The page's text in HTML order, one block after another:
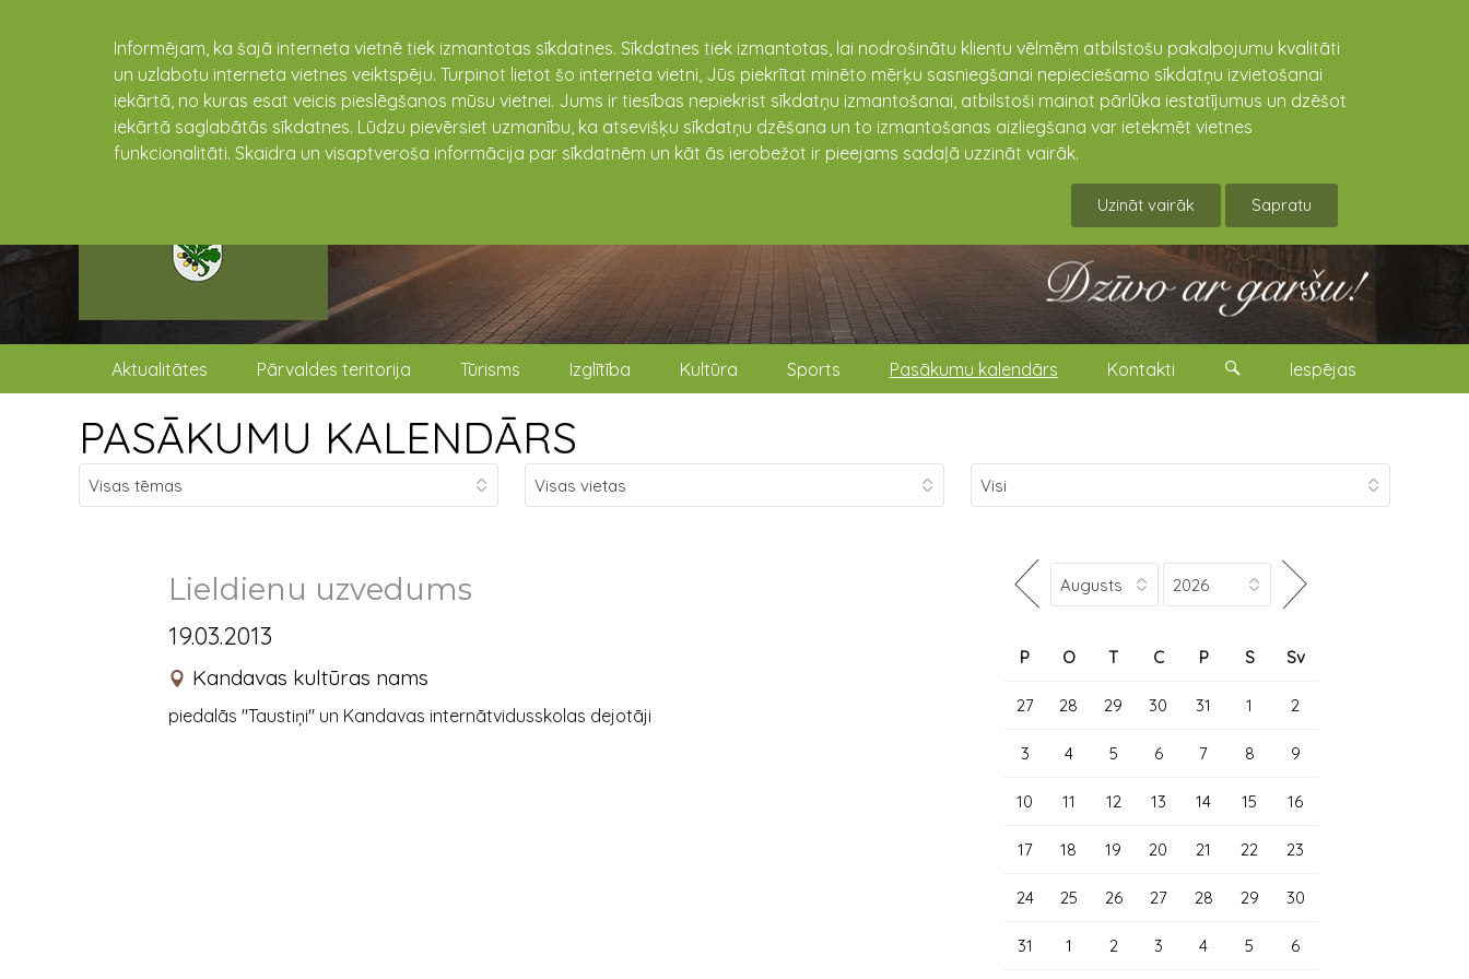
Informējam, ka šajā interneta vietnē tiek izmantotas sīkdatnes. Sīkdatnes tiek izmantotas, lai nodrošinātu klientu vēlmēm atbilstošu pakalpojumu kvalitāti
un uzlabotu interneta vietnes veiktspēju. Turpinot lietot šo interneta vietni, Jūs piekrītat minēto mērķu sasniegšanai nepieciešamo sīkdatņu izvietošanai
iekārtā, no kuras esat veicis pieslēgšanos mūsu vietnei. Jums ir tiesības nepiekrist sīkdatņu izmantošanai, atbilstoši mainot pārlūka iestatījumus un dzēšot
iekārtā saglabātās sīkdatnes. Lūdzu pievērsiet uzmanību, ka atsevišķu sīkdatņu dzēšana un to izmantošanas aizliegšana var ietekmēt vietnes
funkcionalitāti. Skaidra un visaptveroša informācija par sīkdatnēm un kāt ās ierobežot ir pieejams sadaļā uzzināt vairāk.
Uzināt vairāk Sapratu
Aktualitātes Pārvaldes teritorija Tūrisms Izglītība Kultūra Sports Pasākumu kalendārs Kontakti Iespējas
PASĀKUMU KALENDĀRS
Lieldienu uzvedums
19.03.2013
Kandavas kultūras nams
piedalās "Taustiņi" un Kandavas internātvidusskolas dejotāji
P O T C P S Sv
27 28 29 30 31 1 2
3 4 5 6 7 8 9
10 11 12 13 14 15 16
17 18 19 20 21 22 23
24 25 26 27 28 29 30
31 1 2 3 4 5 6